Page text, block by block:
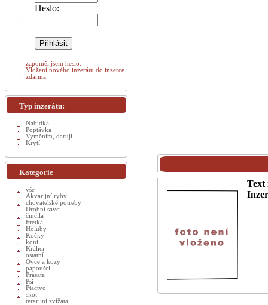
Text
Heslo:
zapoměl jsem heslo.
Vložení nového inzerátu do inzerce
zdarma.
Typ inzerátu:
Nabídka
Poptávka
Vyměnim, daruji
Krytí
Kategorie
vše
Akvarijní ryby
chovatelské potreby
Drobní savci
činčila
Fretka
Holuby
Kočky
koni
Králici
ostatní
Ovce a kozy
papoušci
Prasata
Psi
Ptactvo
skot
terarijni zvížata